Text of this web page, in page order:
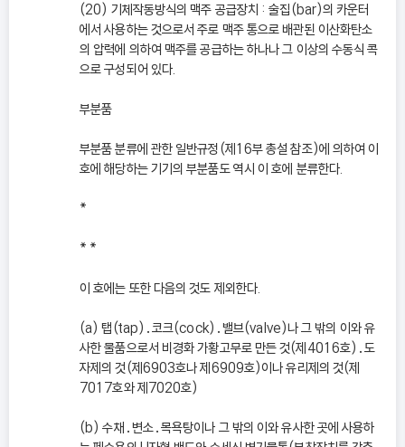
(20) 기체작동방식의 맥주 공급장치 : 술집(bar)의 카운터
에서 사용하는 것으로서 주로 맥주 통으로 배관된 이산화탄소
의 압력에 의하여 맥주를 공급하는 하나나 그 이상의 수동식 콕
으로 구성되어 있다.
부분품
부분품 분류에 관한 일반규정(제16부 총설 참조)에 의하여 이
호에 해당하는 기기의 부분품도 역시 이 호에 분류한다.
*
* *
이 호에는 또한 다음의 것도 제외한다.
(a) 탭(tap)․코크(cock)․밸브(valve)나 그 밖의 이와 유
사한 물품으로서 비경화 가황고무로 만든 것(제4016호)․도
자제의 것(제6903호나 제6909호)이나 유리제의 것(제
7017호와 제7020호)
(b) 수채․변소․목욕탕이나 그 밖의 이와 유사한 곳에 사용하